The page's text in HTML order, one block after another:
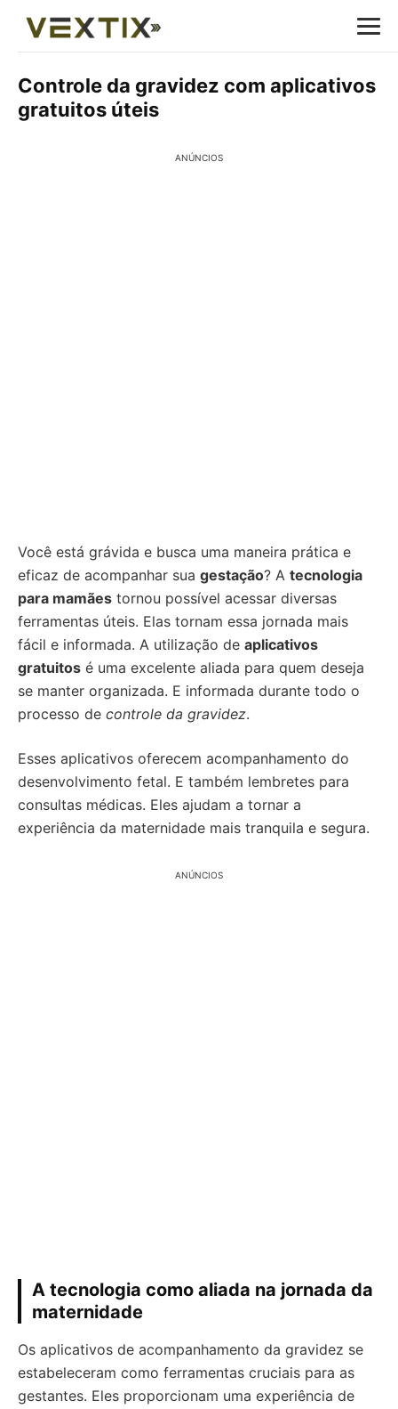
Controle da gravidez com aplicativos
gratuitos úteis
ANÚNCIOS
Você está grávida e busca uma maneira prática e
eficaz de acompanhar sua gestação? A tecnologia
para mamães tornou possível acessar diversas
ferramentas úteis. Elas tornam essa jornada mais
fácil e informada. A utilização de aplicativos
gratuitos é uma excelente aliada para quem deseja
se manter organizada. E informada durante todo o
processo de controle da gravidez.
Esses aplicativos oferecem acompanhamento do
desenvolvimento fetal. E também lembretes para
consultas médicas. Eles ajudam a tornar a
experiência da maternidade mais tranquila e segura.
ANÚNCIOS
A tecnologia como aliada na jornada da
maternidade
Os aplicativos de acompanhamento da gravidez se
estabeleceram como ferramentas cruciais para as
gestantes. Eles proporcionam uma experiência de